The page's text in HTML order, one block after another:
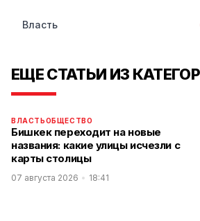
Власть
ЕЩЕ СТАТЬИ ИЗ
ВЛАСТЬОБЩЕСТВО
Бишкек переходит на новые
названия: какие улицы исчезли с
карты столицы
07 августа 2026 18:41